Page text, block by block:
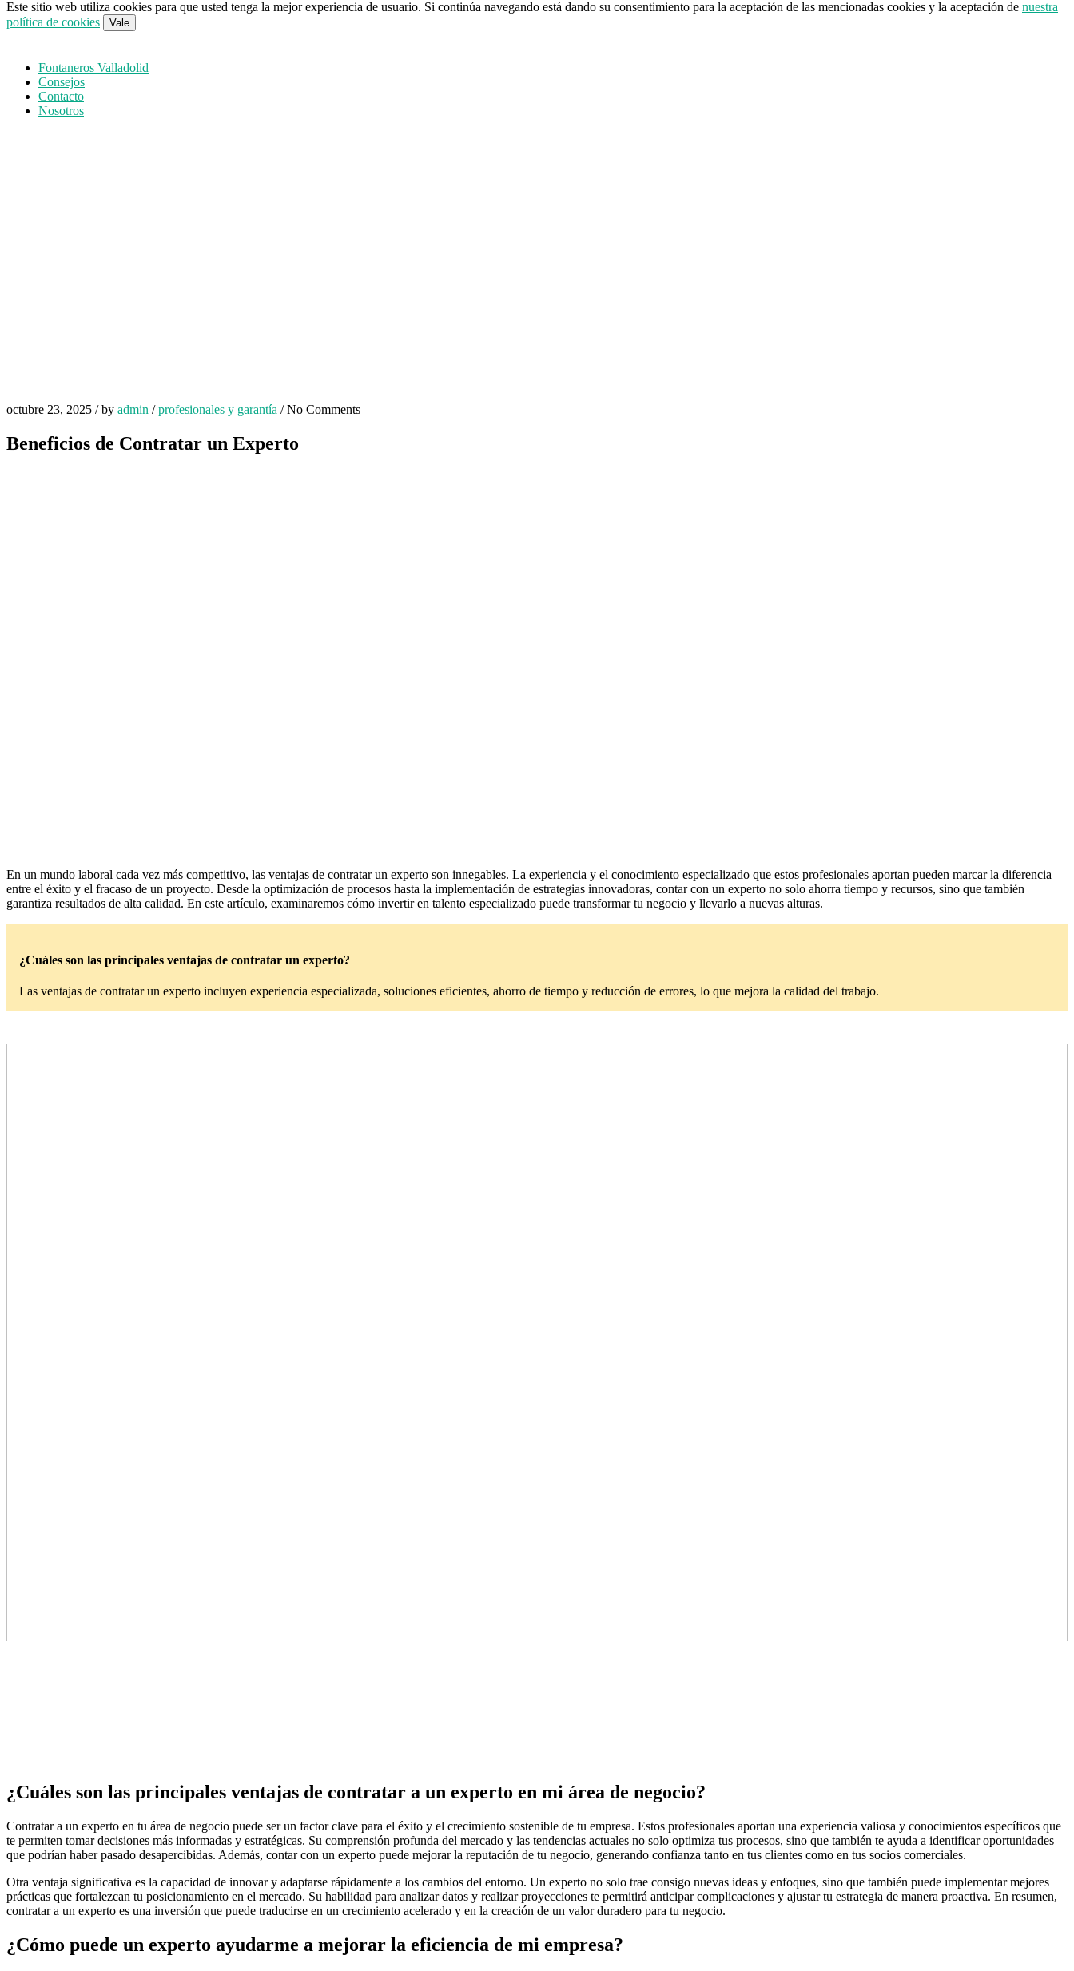
Fontaneros Valladolid
Consejos
Contacto
Nosotros
octubre 23, 2025 /by admin /profesionales y garantía /No Comments
Beneficios de Contratar un Experto
En un mundo laboral cada vez más competitivo, las ventajas de contratar un experto son innegables. La experiencia y el conocimiento especializado que estos profesionales aportan pueden marcar la diferencia
entre el éxito y el fracaso de un proyecto. Desde la optimización de procesos hasta la implementación de estrategias innovadoras, contar con un experto no solo ahorra tiempo y recursos, sino que también
garantiza resultados de alta calidad. En este artículo, examinaremos cómo invertir en talento especializado puede transformar tu negocio y llevarlo a nuevas alturas.
¿Cuáles son las principales ventajas de contratar un experto?
Las ventajas de contratar un experto incluyen experiencia especializada, soluciones eficientes, ahorro de tiempo y reducción de errores, lo que mejora la calidad del trabajo.
¿Cuáles son las principales ventajas de contratar a un experto en mi área de negocio?
Contratar a un experto en tu área de negocio puede ser un factor clave para el éxito y el crecimiento sostenible de tu empresa. Estos profesionales aportan una experiencia valiosa y conocimientos específicos que
te permiten tomar decisiones más informadas y estratégicas. Su comprensión profunda del mercado y las tendencias actuales no solo optimiza tus procesos, sino que también te ayuda a identificar oportunidades
que podrían haber pasado desapercibidas. Además, contar con un experto puede mejorar la reputación de tu negocio, generando confianza tanto en tus clientes como en tus socios comerciales.
Otra ventaja significativa es la capacidad de innovar y adaptarse rápidamente a los cambios del entorno. Un experto no solo trae consigo nuevas ideas y enfoques, sino que también puede implementar mejores
prácticas que fortalezcan tu posicionamiento en el mercado. Su habilidad para analizar datos y realizar proyecciones te permitirá anticipar complicaciones y ajustar tu estrategia de manera proactiva. En resumen,
contratar a un experto es una inversión que puede traducirse en un crecimiento acelerado y en la creación de un valor duradero para tu negocio.
¿Cómo puede un experto ayudarme a mejorar la eficiencia de mi empresa?
Este sitio web utiliza cookies para que usted tenga la mejor experiencia de usuario. Si continúa navegando está dando su consentimiento para la aceptación de las mencionadas cookies y la aceptación de nuestra
política de cookies
Vale